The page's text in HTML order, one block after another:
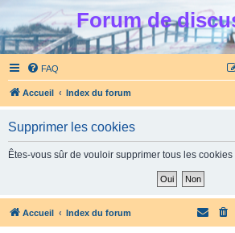
Forum de
FAQ
Accueil Index du forum
Supprimer les cookies
Êtes-vous sûr de vouloir supprimer tous les
Accueil Index du forum